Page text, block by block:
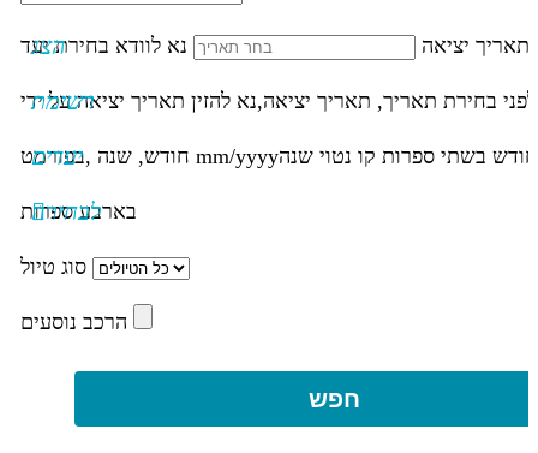
הצג
רשימת
יעדים
לבחירה
תאריך יציאה נא לוודא בחירת יעד
לפני בחירת תאריך, תאריך יציאה,נא להזין תאריך יציאה על ידי
mm/yyyyחודש בשתי ספרות קו נטוי שנה
בארבע ספרות
סוג טיול
הרכב נוסעים
חפש